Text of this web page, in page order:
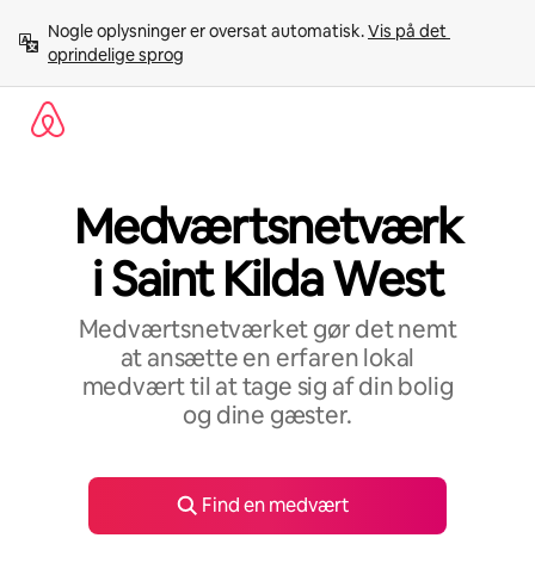
videre
indhold
Nogle oplysninger er oversat automatisk. Vis på det
oprindelige sprog
Medværtsnetværk
i Saint Kilda West
Medværtsnetværket gør det nemt
at ansætte en erfaren lokal
medvært til at tage sig af din bolig
og dine gæster.
Find en medvært